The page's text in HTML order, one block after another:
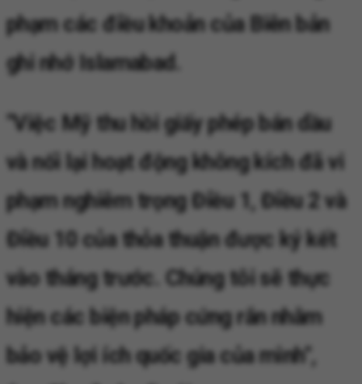
phạm các điều khoản của Biên bản
ghi nhớ Islamabad.
"Việc Mỹ thu hồi giấy phép bán dầu
và nối lại hoạt động không kích đã vi
phạm nghiêm trọng Điều 1, Điều 2 và
Điều 10 của thỏa thuận được ký kết
vào tháng trước. Chúng tôi sẽ thực
hiện các biện pháp cứng rắn nhằm
bảo vệ lợi ích quốc gia của mình",